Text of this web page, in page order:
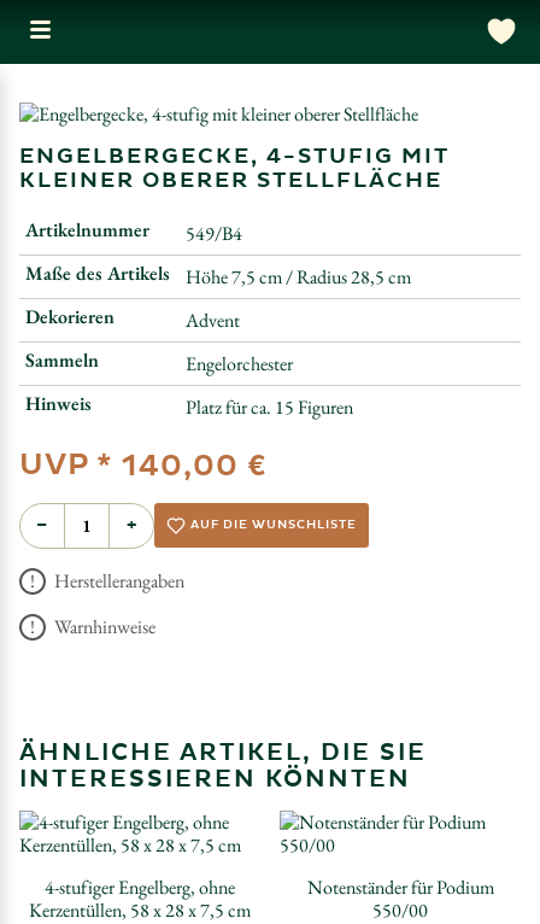
ENGELBERGECKE, 4-STUFIG MIT
KLEINER OBERER STELLFLÄCHE
Artikelnummer
549/B4
Maße des Artikels
Höhe 7,5 cm / Radius 28,5 cm
Dekorieren
Advent
Sammeln
Engelorchester
Hinweis
Platz für ca. 15 Figuren
UVP * 140,00 €
− + AUF DIE WUNSCHLISTE
Herstellerangaben
Warnhinweise
ÄHNLICHE ARTIKEL, DIE SIE
INTERESSIEREN KÖNNTEN
4-stufiger Engelberg, ohne
Kerzentüllen, 58 x 28 x 7,5 cm
Notenständer für Podium
550/00